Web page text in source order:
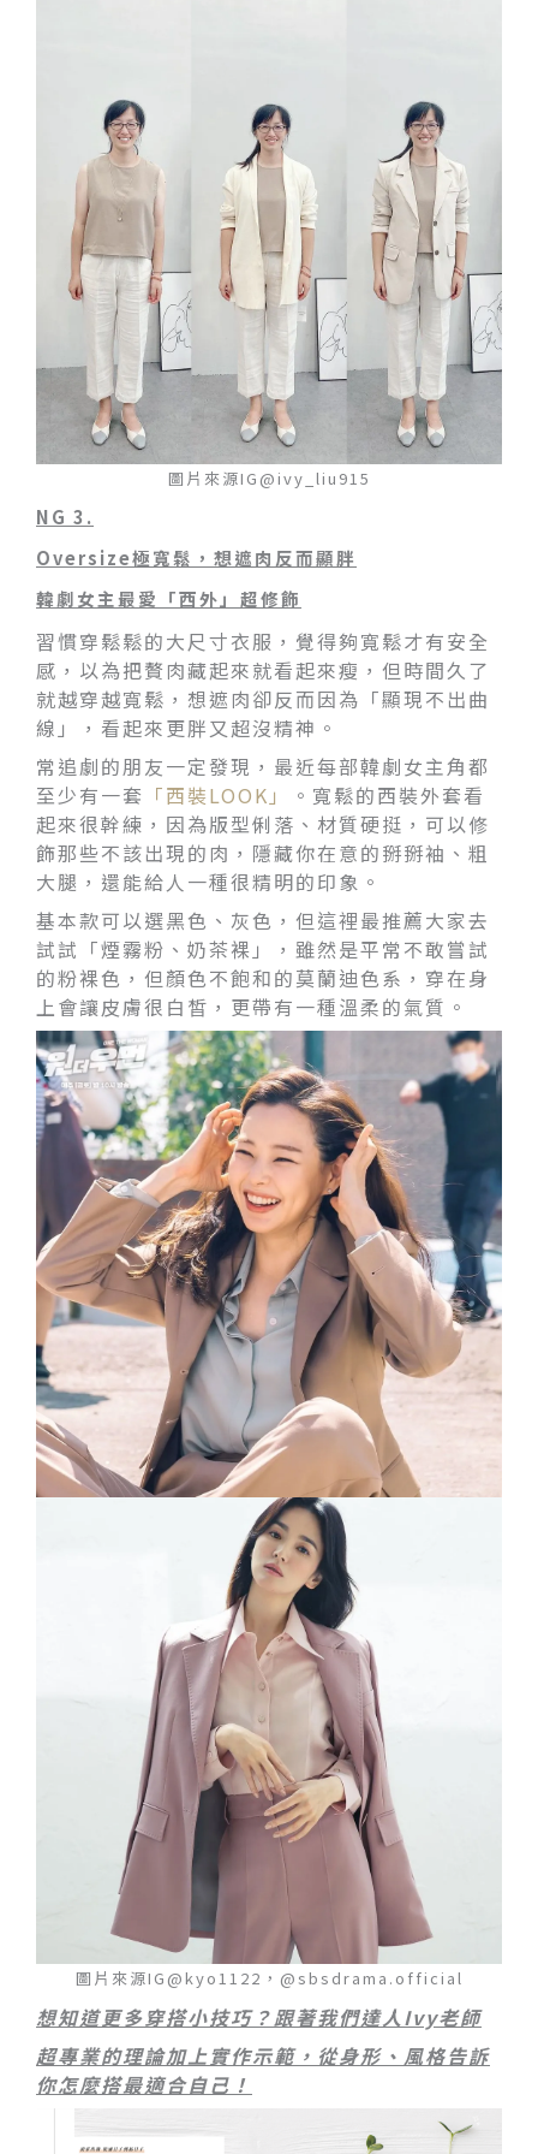
圖片來源IG@ivy_liu915
NG 3.
Oversize極寬鬆，想遮肉反而顯胖
韓劇女主最愛「西外」 超修飾
習慣穿鬆鬆的大尺寸衣服，覺得夠寬鬆才有安全
感，以為把贅肉藏起來就看起來瘦，但時間久了
就越穿越寬鬆，想遮肉卻反而因為「顯現不出曲
線」，看起來更胖又超沒精神。
常追劇的朋友一定發現，最近每部韓劇女主角都
至少有一套 「西裝LOOK」
。寬鬆的西裝外套看
起來很幹練，因為版型俐落、材質硬挺，可以修
飾那些不該出現的肉，隱藏你在意的掰掰袖、粗
大腿，還能給人一種很精明的印象。
基本款可以選黑色、灰色，但這裡最推薦大家去
試試「煙霧粉、奶茶裸」，雖然是平常不敢嘗試
的粉裸色，但顏色不飽和的莫蘭迪色系，穿在身
上會讓皮膚很白皙，更帶有一種溫柔的氣質。
圖片來源IG@kyo1122，@sbsdrama.official
想知道更多穿搭小技巧？跟著我們達人Ivy老師
超專業的理論加上實作示範，從身形、風格告訴
你怎麼搭最適合自己！